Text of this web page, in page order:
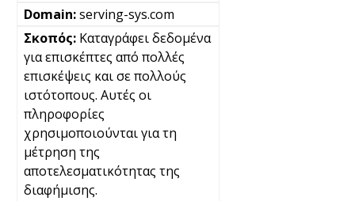
serving-sys.com
Καταγράφει δεδομένα
για επισκέπτες από πολλές
επισκέψεις και σε πολλούς
ιστότοπους. Αυτές οι
πληροφορίες
χρησιμοποιούνται για τη
μέτρηση της
αποτελεσματικότητας της
διαφήμισης.